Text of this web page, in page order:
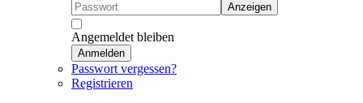
Anzeigen
Angemeldet bleiben
Anmelden
Passwort vergessen?
Registrieren